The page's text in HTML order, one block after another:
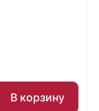
В корзину